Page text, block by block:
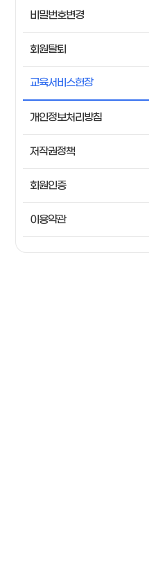
비밀번호변경
회원탈퇴
교육서비스헌장
개인정보처리방침
저작권정책
회원인증
이용약관